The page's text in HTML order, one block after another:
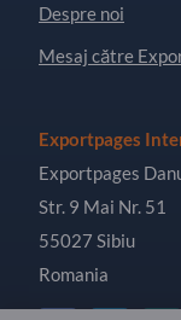
Despre noi
Mesaj către
Exportpages
Exportpages
Str. 9 Mai Nr. 51
55027 Sibiu
Romania